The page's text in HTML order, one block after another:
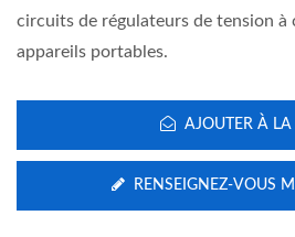
circuits de régulateurs de tension à
appareils portables.
AJOUTER À LA
RENSEIGNEZ-VOUS